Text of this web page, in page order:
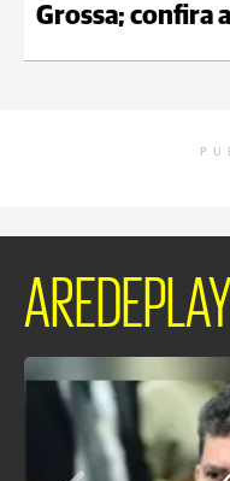
Grossa; confira
AREDEPLAY